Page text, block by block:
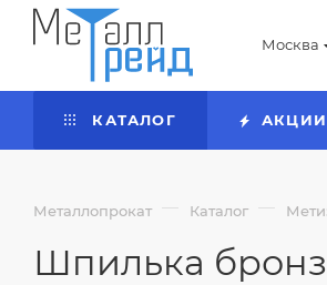
Москва
КАТАЛОГ АКЦИИ
Металлопрокат — Каталог —
Шпилька